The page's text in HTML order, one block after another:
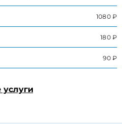
1080 ₽
180 ₽
90 ₽
услуги